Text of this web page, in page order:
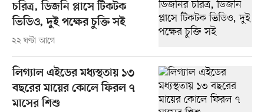
চরিত্র, ডিজনি প্লাসে টিকটক
ভিডিও, দুই পক্ষের চুক্তি সই
২২ ঘণ্টা আগে
লিগ্যাল এইডের মধ্যস্থতায় ১৩
বছরের মায়ের কোলে ফিরল ৭
মাসের শিশু